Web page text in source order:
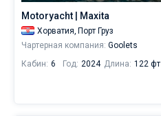
Motoryacht | Maxita
Хорватия, Порт Груз
Чартерная компания: Goolets
Кабин: 6 Год: 2024 Длина: 122 фт